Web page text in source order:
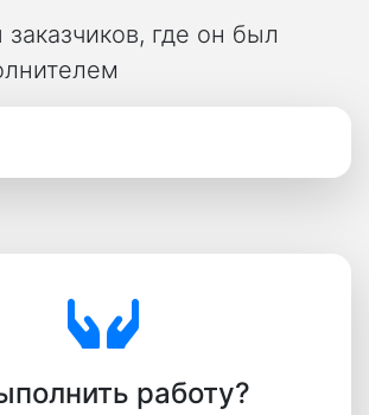
где он был
работу?